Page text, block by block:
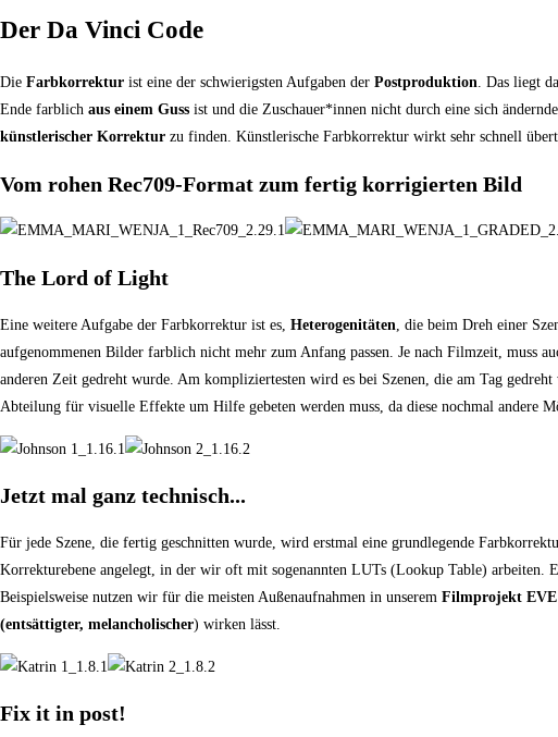
Der Da Vinci Code
Die Farbkorrektur ist eine der schwierigsten Aufgaben der Postproduktion. Das liegt
Ende farblich aus einem Guss ist und die Zuschauer*innen nicht durch eine sich
künstlerischer Korrektur zu finden. Künstlerische Farbkorrektur wirkt sehr schnell
Vom rohen Rec709-Format zum fertig korrigierten Bild
The Lord of Light
Eine weitere Aufgabe der Farbkorrektur ist es, Heterogenitäten , die beim Dreh einer
aufgenommenen Bilder farblich nicht mehr zum Anfang passen. Je nach Filmzeit, muss
anderen Zeit gedreht wurde. Am kompliziertesten wird es bei Szenen, die am Tag
Abteilung für visuelle Effekte um Hilfe gebeten werden muss, da diese nochmal andere
Jetzt mal ganz technisch...
Für jede Szene, die fertig geschnitten wurde, wird erstmal eine grundlegende
Korrekturebene angelegt, in der wir oft mit sogenannten LUTs (Lookup Table) arbeiten.
Beispielsweise nutzen wir für die meisten Außenaufnahmen in unserem Filmprojekt EVE
(entsättigter, melancholischer) wirken lässt.
Fix it in post!